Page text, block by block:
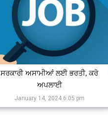
ਸਰਕਾਰੀ ਅਸਾਮੀਆਂ ਲਈ ਭਰਤੀ, ਕਰੋ
ਅਪਲਾਈ
January 14, 2024 6:05 pm